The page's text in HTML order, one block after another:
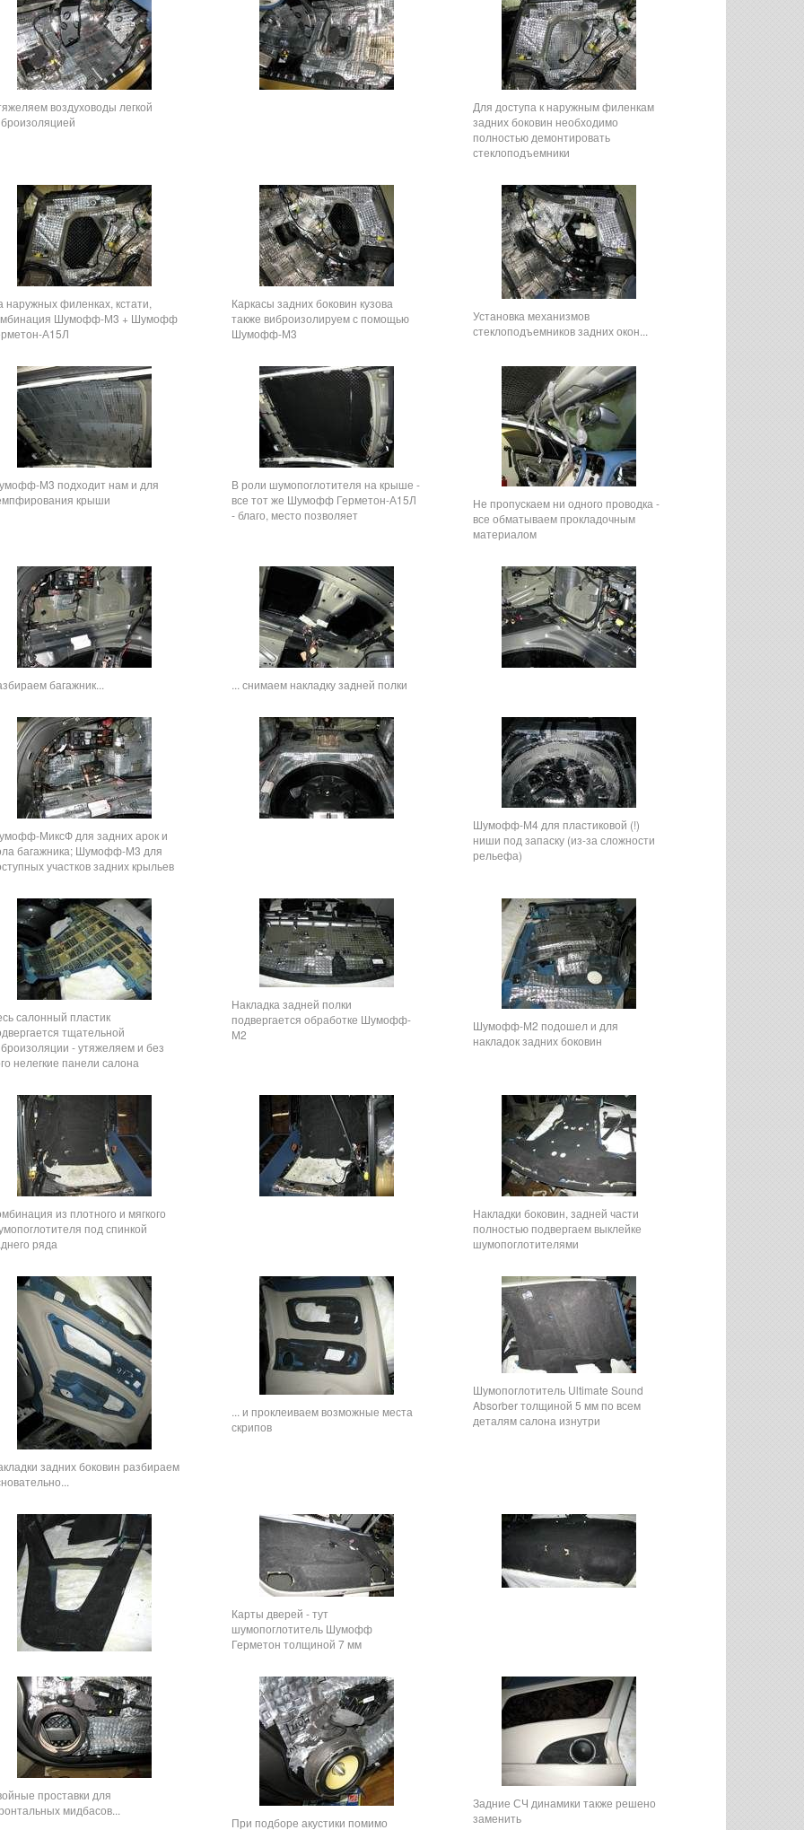
воздуховоды легкой
Для доступа к наружным филенкам
задних боковин необходимо
полностью демонтировать
стеклоподъемники
наружных филенках, кстати,
Шумофф-М3 + Шумофф
А15Л
Каркасы задних боковин кузова
также виброизолируем с помощью
Шумофф-М3
Установка механизмов
стеклоподъемников задних окон...
М3 подходит нам и для
крыши
В роли шумопоглотителя на крыше -
все тот же Шумофф Герметон-А15Л
- благо, место позволяет
Не пропускаем ни одного проводка -
все обматываем прокладочным
материалом
багажник... ... снимаем накладку задней полки
МиксФ для задних арок и
багажника; Шумофф-М3 для
участков задних крыльев
Шумофф-М4 для пластиковой (!)
ниши под запаску (из-за сложности
рельефа)
салонный пластик
тщательной
- утяжеляем и без
нелегкие панели салона
Накладка задней полки
подвергается обработке Шумофф-
М2
Шумофф-М2 подошел и для
накладок задних боковин
из плотного и мягкого
под спинкой
ряда
Накладки боковин, задней части
полностью подвергаем выклейке
шумопоглотителями
задних боковин разбираем
... и проклеиваем возможные места
скрипов
Шумопоглотитель Ultimate Sound
Absorber толщиной 5 мм по всем
деталям салона изнутри
Карты дверей - тут
шумопоглотитель Шумофф
Герметон толщиной 7 мм
проставки для
мидбасов...
При подборе акустики помимо
Задние СЧ динамики также решено
заменить